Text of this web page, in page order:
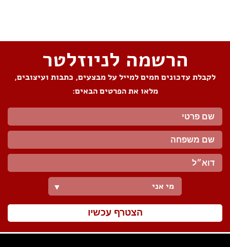
הרשמה לניוזלטר
לקבלת עדכונים חמים למייל על מבצעים, כתבות ועיצובים,
מלאו את הפרטים הבאים:
מי אני ▼
הצטרף עכשיו